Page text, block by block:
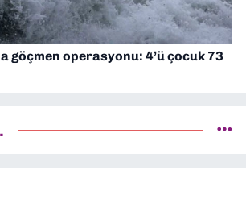
göçmen operasyonu: 4’ü çocuk 73